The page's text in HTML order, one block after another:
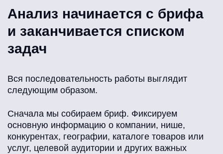
Анализ начинается с брифа
и заканчивается списком
задач
Вся последовательность работы выглядит
следующим образом.
Сначала мы собираем бриф. Фиксируем
основную информацию о компании, нише,
конкурентах, географии, каталоге товаров или
услуг, целевой аудитории и других важных